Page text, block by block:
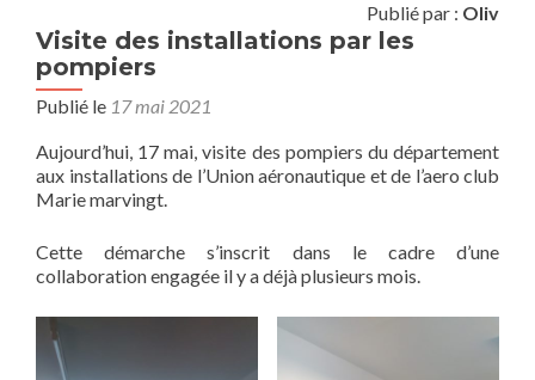
Publié par : Oliv
Visite des installations par les
pompiers
Publié le 17 mai 2021
Aujourd’hui, 17 mai, visite des pompiers du département
aux installations de l’Union aéronautique et de l’aero club
Marie marvingt.
Cette démarche s’inscrit dans le cadre d’une
collaboration engagée il y a déjà plusieurs mois.